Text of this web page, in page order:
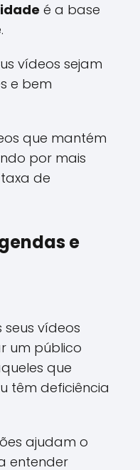
é a base
vídeos sejam
e bem
que mantém
por mais
de
e
vídeos
um público
que
têm deficiência
ajudam o
entender